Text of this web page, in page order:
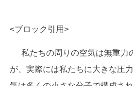
<ブロック引用>
私たちの周りの空気は無重力
が、実際には私たちに大きな圧